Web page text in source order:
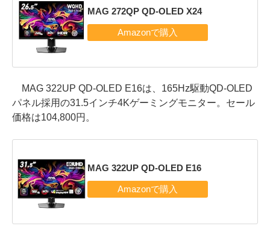
MAG 272QP QD-OLED X24
MAG 322UP QD-OLED E16は、165Hz駆動QD-OLED
パネル採用の31.5インチ4Kゲーミングモニター。セール
価格は104,800円。
MAG 322UP QD-OLED E16